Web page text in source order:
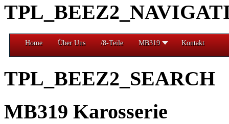
Home Über Uns /8-Teile MB319 Kontakt
TPL_BEEZ2_SEARCH
MB319 Karosserie